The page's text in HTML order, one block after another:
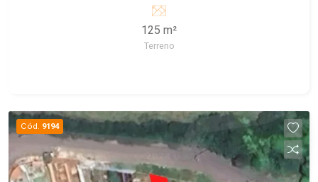
contato com nossos corretores para obter mais
125 m²
Terreno
Cód. 9194